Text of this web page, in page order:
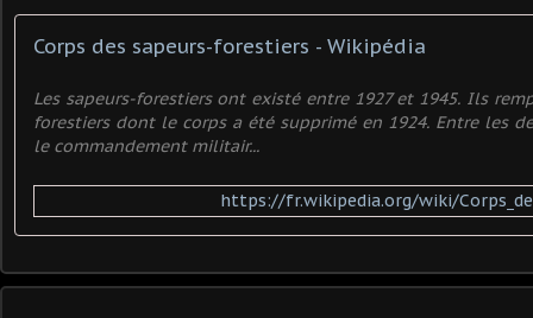
Corps des sapeurs-forestiers - Wikipédia
Les sapeurs-forestiers ont existé entre 1927 et 1945. Ils
forestiers dont le corps a été supprimé en 1924. Entre les
le commandement militair...
https://fr.wikipedia.org/wiki/